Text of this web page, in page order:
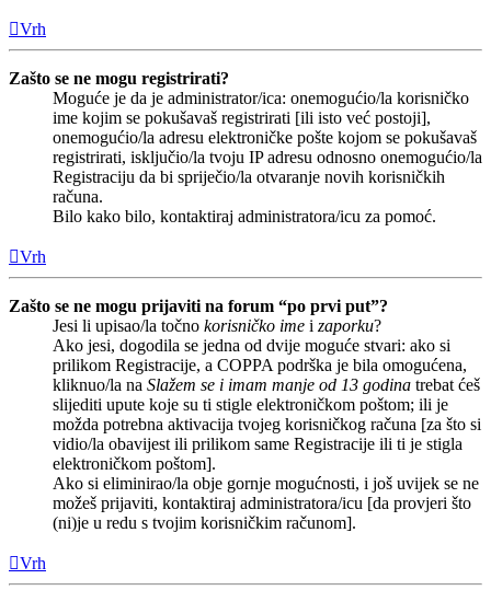
Vrh
Zašto se ne mogu registrirati?
Moguće je da je administrator/ica: onemogućio/la korisničko
ime kojim se pokušavaš registrirati [ili isto već postoji],
onemogućio/la adresu elektroničke pošte kojom se pokušavaš
registrirati, isključio/la tvoju IP adresu odnosno onemogućio/la
Registraciju da bi spriječio/la otvaranje novih korisničkih
računa.
Bilo kako bilo, kontaktiraj administratora/icu za pomoć.
Vrh
Zašto se ne mogu prijaviti na forum “po prvi put”?
Jesi li upisao/la točno korisničko ime i zaporku?
Ako jesi, dogodila se jedna od dvije moguće stvari: ako si
prilikom Registracije, a COPPA podrška je bila omogućena,
kliknuo/la na Slažem se i imam manje od 13 godina trebat ćeš
slijediti upute koje su ti stigle elektroničkom poštom; ili je
možda potrebna aktivacija tvojeg korisničkog računa [za što si
vidio/la obavijest ili prilikom same Registracije ili ti je stigla
elektroničkom poštom].
Ako si eliminirao/la obje gornje mogućnosti, i još uvijek se ne
možeš prijaviti, kontaktiraj administratora/icu [da provjeri što
(ni)je u redu s tvojim korisničkim računom].
Vrh